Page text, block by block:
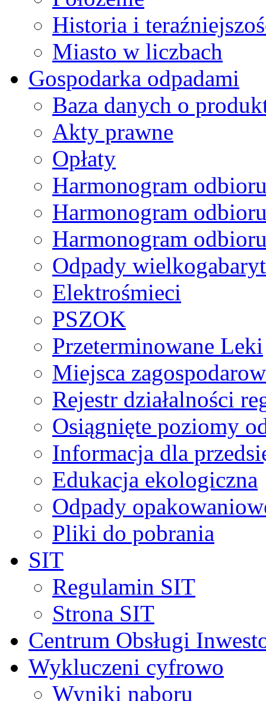
Historia i
Miasto w liczbach
Gospodarka odpadami
Baza danych o
Akty prawne
Opłaty
Harmonogram
Harmonogram
Harmonogram
Odpady
Elektrośmieci
PSZOK
Przeterminowane Leki
Miejsca
Rejestr działalności
Osiągnięte poziomy
Informacja dla
Edukacja ekologiczna
Odpady
Pliki do pobrania
SIT
Regulamin SIT
Strona SIT
Centrum Obsługi
Wykluczeni cyfrowo
Wyniki naboru